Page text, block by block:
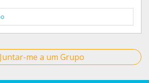
me a um Grupo